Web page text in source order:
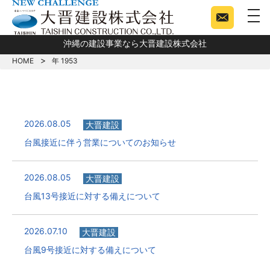
沖縄の建設事業なら大晋建設株式会社
HOME 年 1953
2026.08.05
大晋建設
台風接近に伴う営業についてのお知らせ
2026.08.05
大晋建設
台風13号接近に対する備えについて
2026.07.10
大晋建設
台風9号接近に対する備えについて